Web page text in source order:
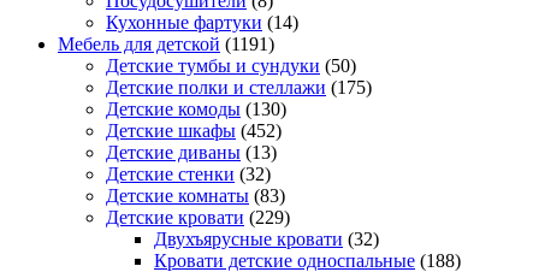
Кухонные фартуки (14)
Мебель для детской (1191)
Детские тумбы и сундуки (50)
Детские полки и стеллажи (175)
Детские комоды (130)
Детские шкафы (452)
Детские диваны (13)
Детские стенки (32)
Детские комнаты (83)
Детские кровати (229)
Двухъярусные кровати (32)
Кровати детские односпальные (188)